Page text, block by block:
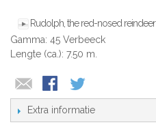
Rudolph, the red-nosed reindeer
Gamma: 45 Verbeeck
Lengte (ca.): 7.50 m.
Extra informatie